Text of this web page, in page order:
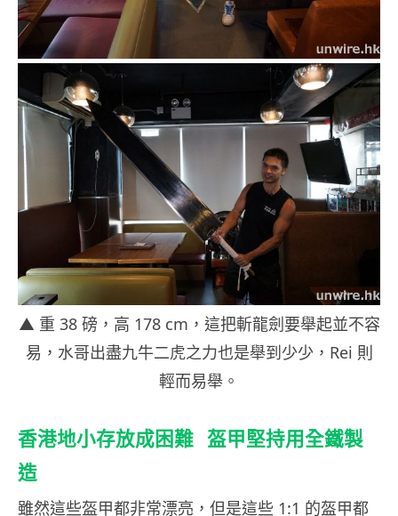
▲ 重 38 磅，高 178 cm，這把斬龍劍要舉起並不容
易，水哥出盡九牛二虎之力也是舉到少少，Rei 則
輕而易舉。
香港地小存放成困難 盔甲堅持用全鐵製
造
雖然這些盔甲都非常漂亮，但是這些 1:1 的盔甲都